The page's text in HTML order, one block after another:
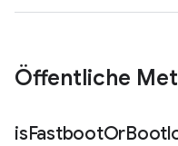
Öffentliche
isFastbootOr